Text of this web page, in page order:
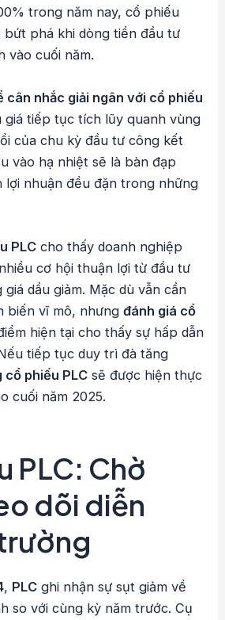
trong năm nay, cổ phiếu
bứt phá khi dòng tiền đầu tư
vào cuối năm.
cân nhắc giải ngân với cổ phiếu
giá tiếp tục tích lũy quanh vùng
của chu kỳ đầu tư công kết
vào hạ nhiệt sẽ là bàn đạp
lợi nhuận đều đặn trong những
PLC cho thấy doanh nghiệp
cơ hội thuận lợi từ đầu tư
dầu giảm. Mặc dù vẫn cần
biến vĩ mô, nhưngđánh giá cổ
hiện tại cho thấy sự hấp dẫn
tiếp tục duy trì đà tăng
cổ phiếu PLC sẽ được hiện thực
cuối năm 2025.
PLC: Chờ
dõi diễn
, PLC ghi nhận sự sụt giảm về
so với cùng kỳ năm trước. Cụ